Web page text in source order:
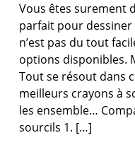
Vous êtes surement
parfait pour
n’est pas du tout
options disponibles.
Tout se résout dans
meilleurs crayons à
les ensemble…
sourcils 1. […]